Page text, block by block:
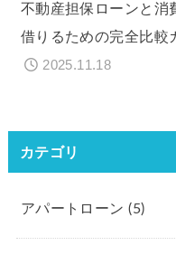
不動産担保ローンと消
借りるための完全比較
2025.11.18
カテゴリ
アパートローン(5)